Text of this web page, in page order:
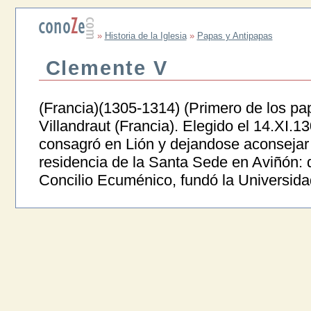
» Historia de la Iglesia» Papas y Antipapas
Clemente V
(Francia)(1305-1314) (Primero de los
Villandraut (Francia). Elegido el
consagró en Lión y dejandose
residencia de la Santa Sede en Aviñón:
Concilio Ecuménico, fundó la